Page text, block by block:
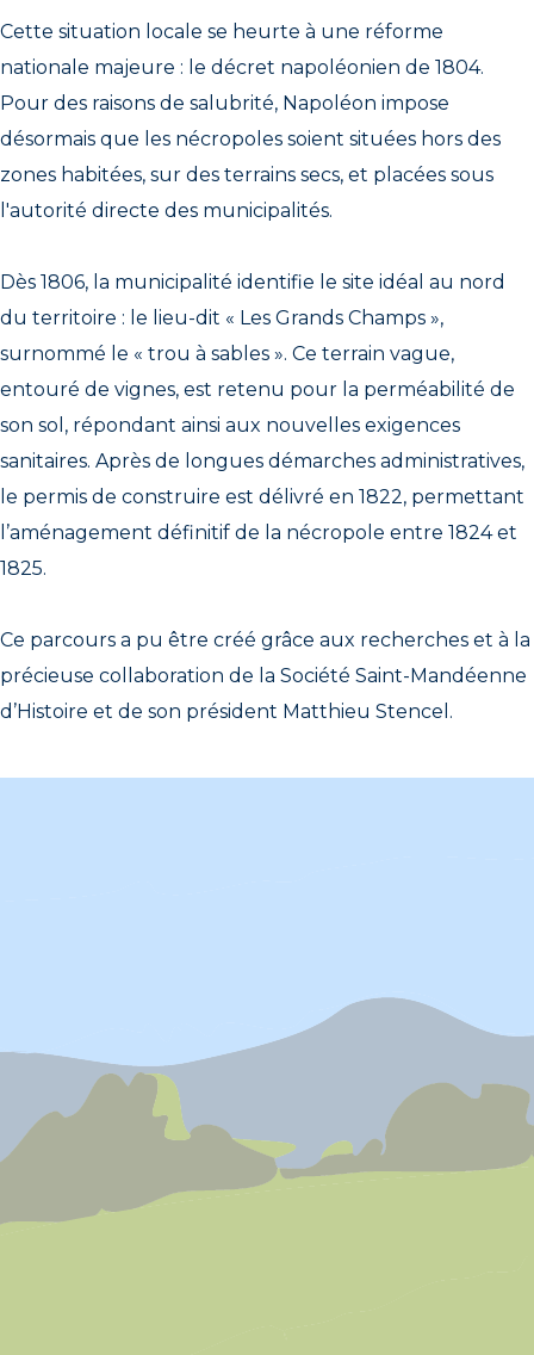
Cette situation locale se heurte à une réforme
nationale majeure : le décret napoléonien de 1804.
Pour des raisons de salubrité, Napoléon impose
désormais que les nécropoles soient situées hors des
zones habitées, sur des terrains secs, et placées sous
l'autorité directe des municipalités.
Dès 1806, la municipalité identifie le site idéal au nord
du territoire : le lieu-dit « Les Grands Champs »,
surnommé le « trou à sables ». Ce terrain vague,
entouré de vignes, est retenu pour la perméabilité de
son sol, répondant ainsi aux nouvelles exigences
sanitaires. Après de longues démarches administratives,
le permis de construire est délivré en 1822, permettant
l’aménagement définitif de la nécropole entre 1824 et
1825.
Ce parcours a pu être créé grâce aux recherches et à la
précieuse collaboration de la Société Saint-Mandéenne
d’Histoire et de son président Matthieu Stencel.